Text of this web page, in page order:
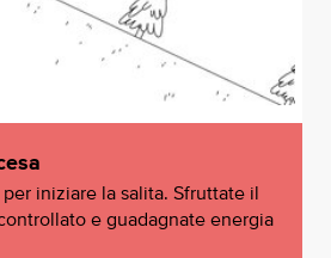
iniziare la salita. Sfruttate il
e guadagnate energia